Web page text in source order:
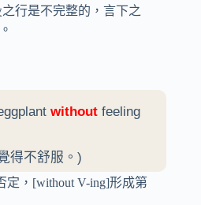
行是不完整的，言下之
without feeling
得不舒服。)
定，[without V-ing]形成第